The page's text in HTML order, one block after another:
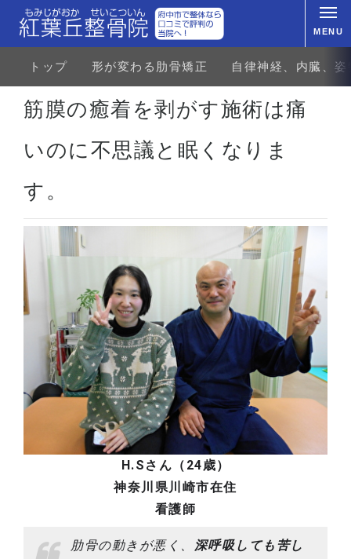
MENU
トップ 形が変わる肋骨矯正 自律神経、内臓、
ホーム お客様の声 肋骨矯正 肋骨矯正体験者の声 筋膜の癒着を剥がす施術は痛いのに不
筋膜の癒着を剥がす施術は痛
いのに不思議と眠くなりま
す。
H.Sさん（24歳）
神奈川県川崎市在住
看護師
肋骨の動きが悪く、 深呼吸しても苦し